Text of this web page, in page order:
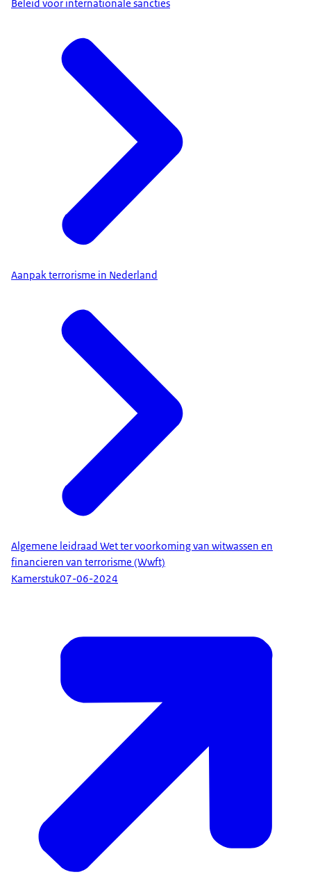
Beleid voor internationale sancties
Aanpak terrorisme in Nederland
Algemene leidraad Wet ter voorkoming van witwassen en
financieren van terrorisme (Wwft)
Kamerstuk07-06-2024